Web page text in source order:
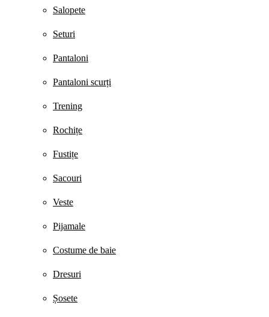
Salopete
Seturi
Pantaloni
Pantaloni scurți
Trening
Rochițe
Fustițe
Sacouri
Veste
Pijamale
Costume de baie
Dresuri
Șosete